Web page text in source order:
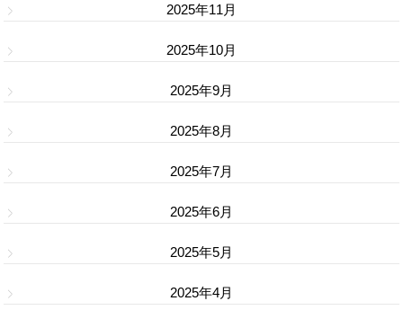
2025年11月
2025年10月
2025年9月
2025年8月
2025年7月
2025年6月
2025年5月
2025年4月